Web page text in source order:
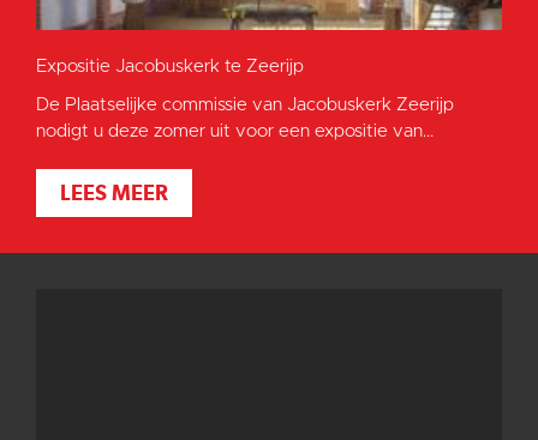
Expositie Jacobuskerk te Zeerijp
De Plaatselijke commissie van Jacobuskerk Zeerijp
nodigt u deze zomer uit voor een expositie van...
LEES MEER